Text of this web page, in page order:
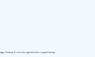
1 tháng 9, với mức giá tính theo người dùng.